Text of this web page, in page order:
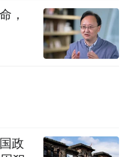
。有学员感叹道：
魂’，更赋予了它时
开发了系统的校本
，
政